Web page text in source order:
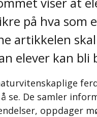
på hva
artikkelen
elever kan bli
se. De samler
oppdager